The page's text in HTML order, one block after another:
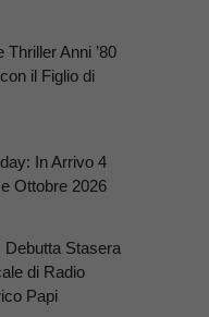
Anni ’80
il Figlio di
In Arrivo 4
Ottobre 2026
Debutta Stasera
di Radio
Papi